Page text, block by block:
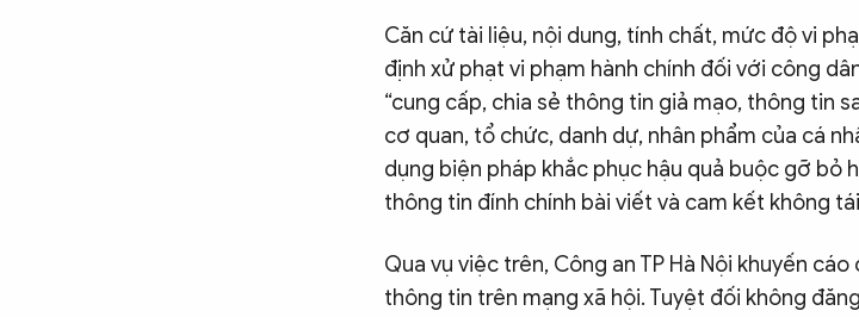
Căn cứ tài liệu, nội dung, tính chất, mức độ vi
định xử phạt vi phạm hành chính đối với công
“cung cấp, chia sẻ thông tin giả mạo, thông tin
cơ quan, tổ chức, danh dự, nhân phẩm của cá
dụng biện pháp khắc phục hậu quả buộc gỡ bỏ
thông tin đính chính bài viết và cam kết không
Qua vụ việc trên, Công an TP Hà Nội khuyến
thông tin trên mạng xã hội. Tuyệt đối không